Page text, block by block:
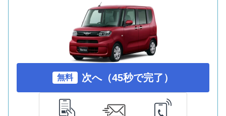
無料 次へ（45秒で完了）